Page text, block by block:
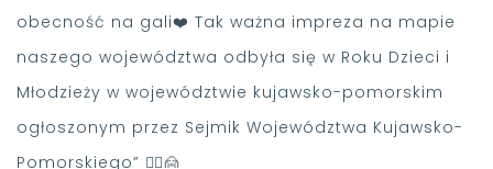
obecność na gali❤️ Tak ważna impreza na mapie
naszego województwa odbyła się w Roku Dzieci i
Młodzieży w województwie kujawsko-pomorskim
ogłoszonym przez Sejmik Województwa Kujawsko-
Pomorskiego” 🙍‍♀️🙍